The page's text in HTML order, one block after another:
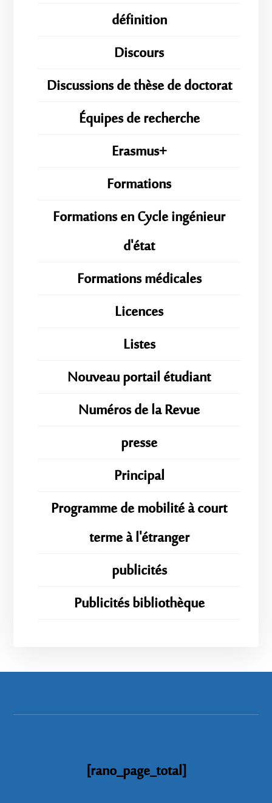
définition
Discours
Discussions de thèse de doctorat
Équipes de recherche
Erasmus+
Formations
Formations en Cycle ingénieur
d'état
Formations médicales
Licences
Listes
Nouveau portail étudiant
Numéros de la Revue
presse
Principal
Programme de mobilité à court
terme à l'étranger
publicités
Publicités bibliothèque
[rano_page_total]